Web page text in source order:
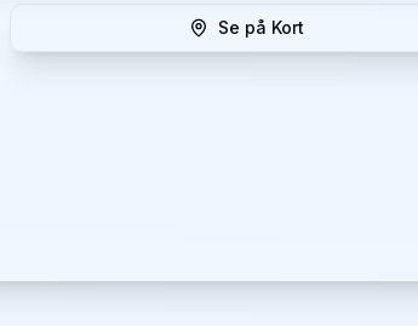
Se på Kort